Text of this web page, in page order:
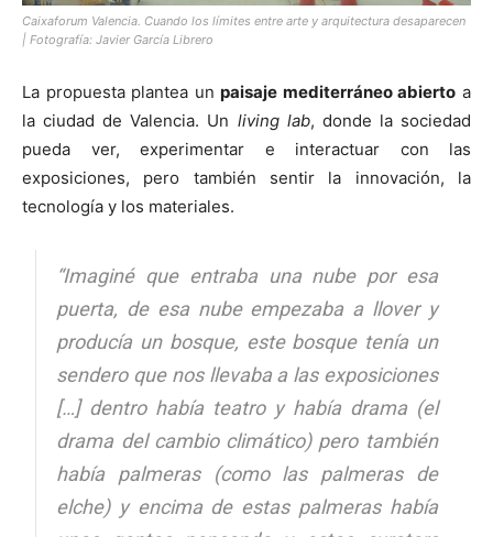
Caixaforum Valencia. Cuando los límites entre arte y arquitectura desaparecen
| Fotografía: Javier García Librero
La propuesta plantea unpaisaje mediterráneo abierto a
la ciudad de Valencia. Un living lab, donde la sociedad
pueda ver, experimentar e interactuar con las
exposiciones, pero también sentir la innovación, la
tecnología y los materiales.
“Imaginé que entraba una nube por esa
puerta, de esa nube empezaba a llover y
producía un bosque, este bosque tenía un
sendero que nos llevaba a las exposiciones
[…] dentro había teatro y había drama (el
drama del cambio climático) pero también
había palmeras (como las palmeras de
elche) y encima de estas palmeras había